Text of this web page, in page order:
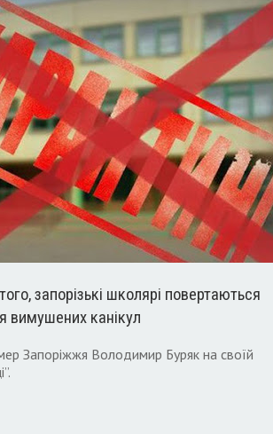
запорізькі школярі повертаються
вимушених канікул
Запоріжжя Володимир Буряк на своїй